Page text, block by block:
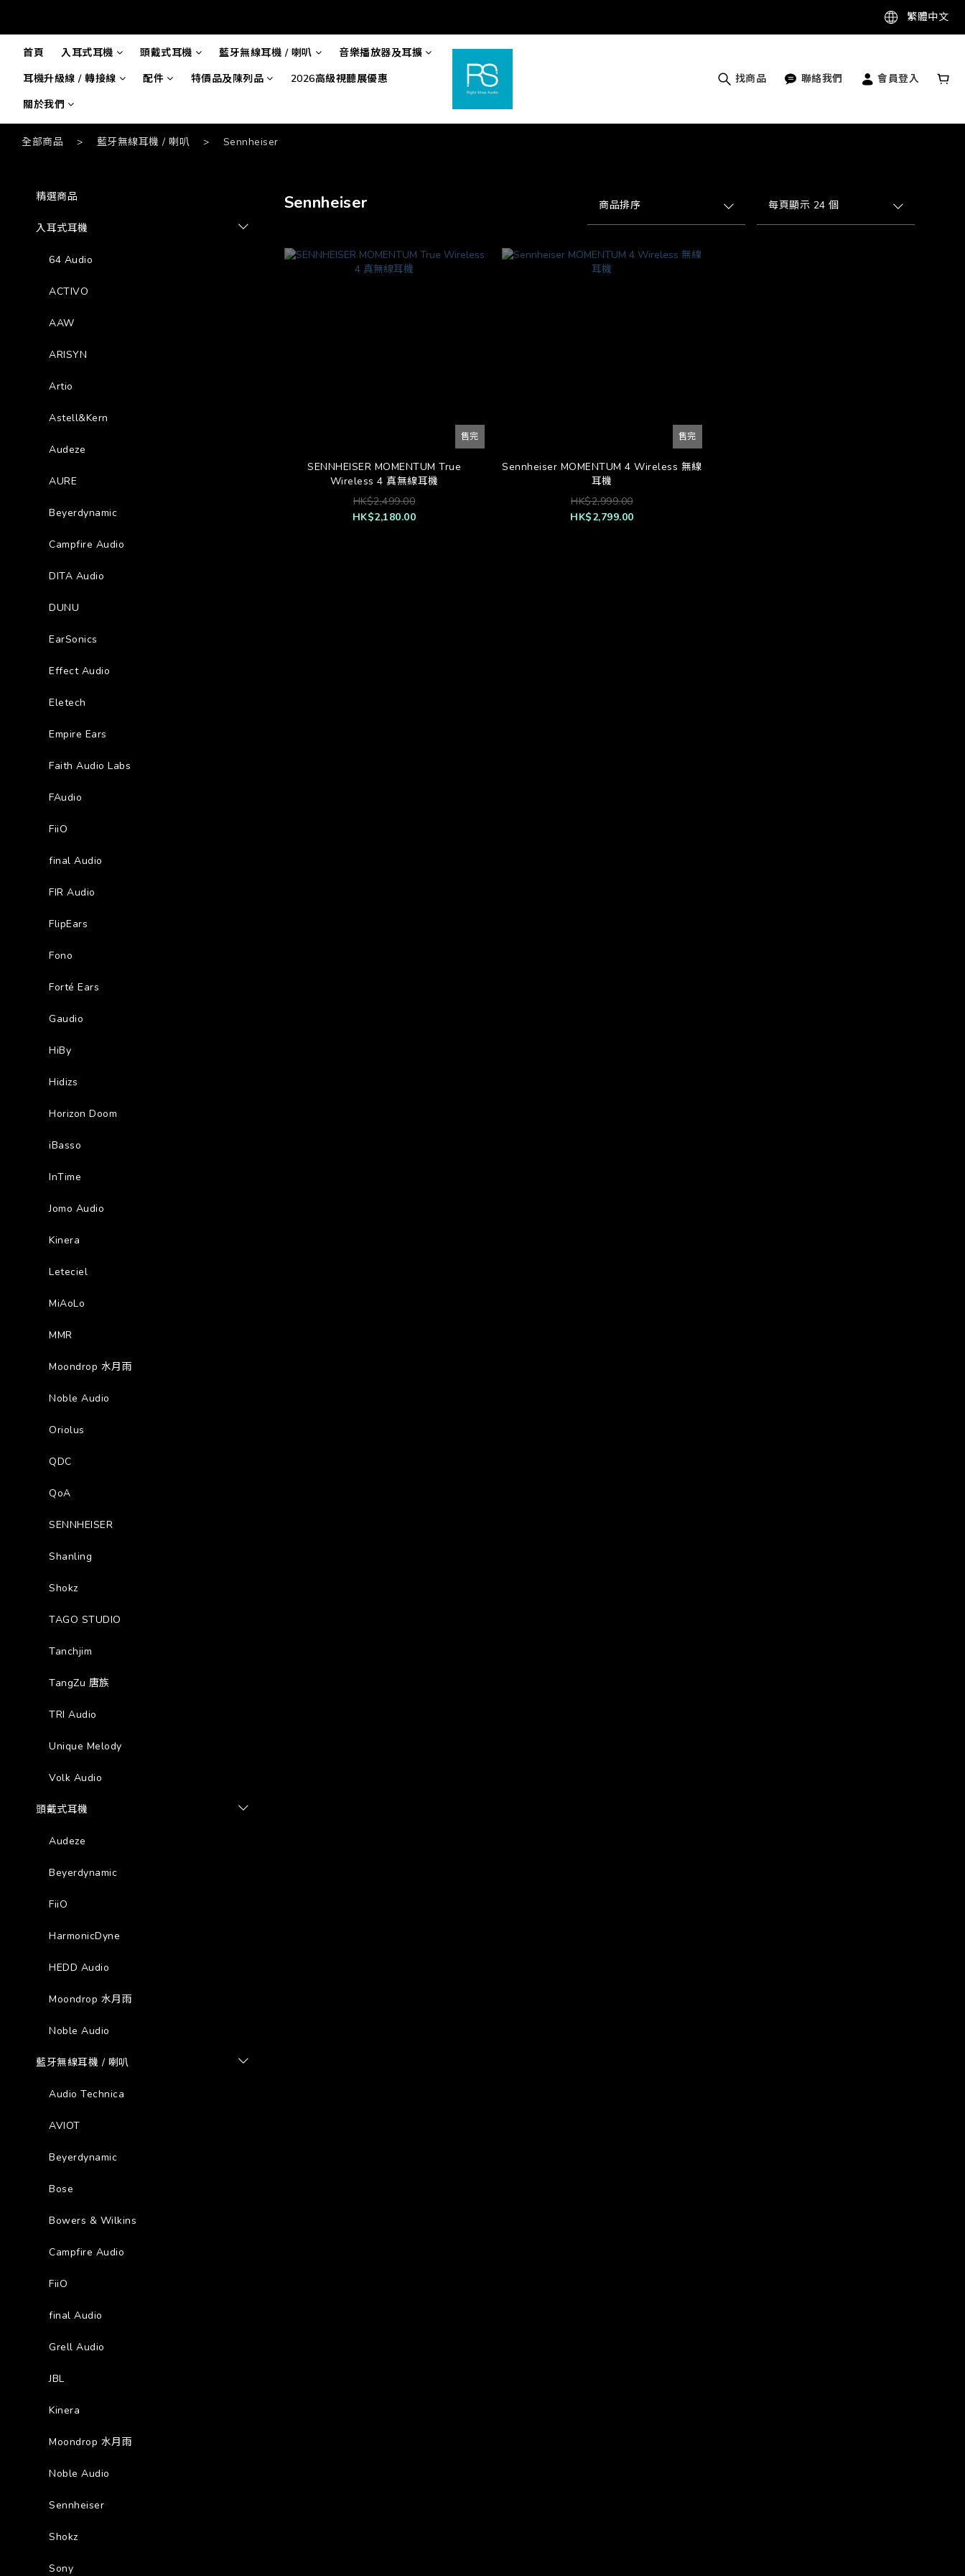
繁體中文
首頁 入耳式耳機 頭戴式耳機 藍牙無線耳機 / 喇叭
音樂播放器及耳擴
耳機升級線 / 轉接線
配件 特價品及陳列品
2026高級視聽展優惠
關於我們
找商品 聯絡我們 會員登入
全部商品 > 藍牙無線耳機 / 喇叭 > Sennheiser
精選商品
入耳式耳機
64 Audio
ACTIVO
AAW
ARISYN
Artio
Astell&Kern
Audeze
AURE
Beyerdynamic
Campfire Audio
DITA Audio
DUNU
EarSonics
Effect Audio
Eletech
Empire Ears
Faith Audio Labs
FAudio
FiiO
final Audio
FIR Audio
FlipEars
Fono
Forté Ears
Gaudio
HiBy
Hidizs
Horizon Doom
iBasso
InTime
Jomo Audio
Kinera
Leteciel
MiAoLo
MMR
Moondrop 水月雨
Noble Audio
Oriolus
QDC
QoA
SENNHEISER
Shanling
Shokz
TAGO STUDIO
Tanchjim
TangZu 唐族
TRI Audio
Unique Melody
Volk Audio
頭戴式耳機
Audeze
Beyerdynamic
FiiO
HarmonicDyne
HEDD Audio
Moondrop 水月雨
Noble Audio
藍牙無線耳機 / 喇叭
Audio Technica
AVIOT
Beyerdynamic
Bose
Bowers & Wilkins
Campfire Audio
FiiO
final Audio
Grell Audio
JBL
Kinera
Moondrop 水月雨
Noble Audio
Sennheiser
Shokz
Sony
Sennheiser 商品排序 每頁顯示 24 個
售完
SENNHEISER MOMENTUM True
Wireless 4 真無線耳機
HK$2,499.00
HK$2,180.00
售完
Sennheiser MOMENTUM 4 Wireless 無線
耳機
HK$2,999.00
HK$2,799.00